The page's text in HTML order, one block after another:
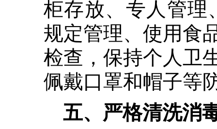
柜存放、专人管理
规定管理、使用食
检查，保持个人卫
佩戴口罩和帽子等
五、严格清洗消